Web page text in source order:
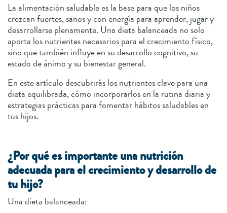
La alimentación saludable es la base para que los niños
crezcan fuertes, sanos y con energía para aprender, jugar y
desarrollarse plenamente. Una dieta balanceada no solo
aporta los nutrientes necesarios para el crecimiento físico,
sino que también influye en su desarrollo cognitivo, su
estado de ánimo y su bienestar general.
En este artículo descubrirás los nutrientes clave para una
dieta equilibrada, cómo incorporarlos en la rutina diaria y
estrategias prácticas para fomentar hábitos saludables en
tus hijos.
¿Por qué es importante una nutrición
adecuada para el crecimiento y desarrollo de
tu hijo?
Una dieta balanceada: